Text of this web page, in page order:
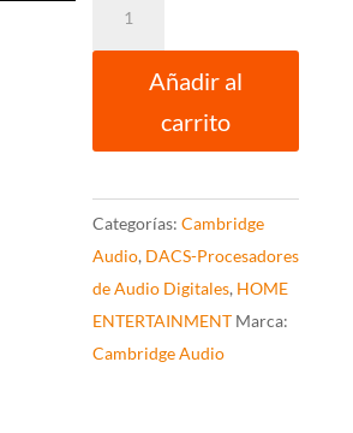
Audio
MAGIC
Añadir al
carrito
Categorías:Cambridge
Audio, DACS-Procesadores
de Audio Digitales, HOME
ENTERTAINMENT Marca:
Cambridge Audio